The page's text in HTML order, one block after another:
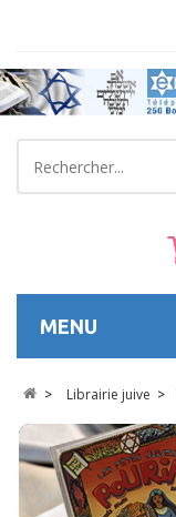
MENU
> Librairie juive >